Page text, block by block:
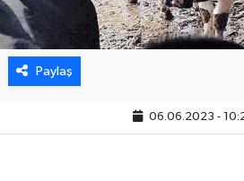
Paylaş
06.06.2023 -